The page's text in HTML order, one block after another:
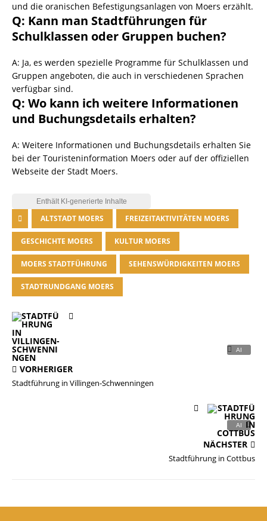
und die oranischen Befestigungsanlagen von Moers erzählt.
Q: Kann man Stadtführungen für
Schulklassen oder Gruppen buchen?
A: Ja, es werden spezielle Programme für Schulklassen und
Gruppen angeboten, die auch in verschiedenen Sprachen
verfügbar sind.
Q: Wo kann ich weitere Informationen
und Buchungsdetails erhalten?
A: Weitere Informationen und Buchungsdetails erhalten Sie
bei der Touristeninformation Moers oder auf der offiziellen
Webseite der Stadt Moers.
ALTSTADT MOERS FREIZEITAKTIVITÄTEN MOERS
GESCHICHTE MOERS KULTUR MOERS
MOERS STADTFÜHRUNG SEHENSWÜRDIGKEITEN MOERS
STADTRUNDGANG MOERS
VORHERIGER
Stadtführung in Villingen-Schwenningen​
NÄCHSTER
Stadtführung in Cottbus​